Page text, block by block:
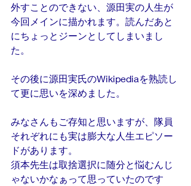
外すことのできない、源田実の人生が
今回メインに描かれます。読んだあと
にちょっとジーンとしてしまいまし
た。
その後に源田実氏のWikipediaを熟読し
て更に思いを深めました。
みなさんもご存知と思いますが、隊員
それぞれにも実は膨大な人生エピソー
ドがあります。
須本先生は取捨選択に随分と悩むんじ
ゃないかなぁって思っていたのです